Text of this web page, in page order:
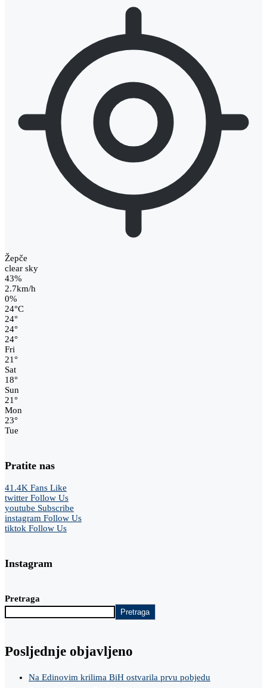
Žepče
clear sky
43%
2.7km/h
0%
24°C
24°
24°
24°
Fri
21°
Sat
18°
Sun
21°
Mon
23°
Tue
Pratite nas
41.4K Fans Like
twitter Follow Us
youtube Subscribe
instagram Follow Us
tiktok Follow Us
Instagram
Pretraga
Pretraga
Posljednje objavljeno
Na Edinovim krilima BiH ostvarila prvu pobjedu